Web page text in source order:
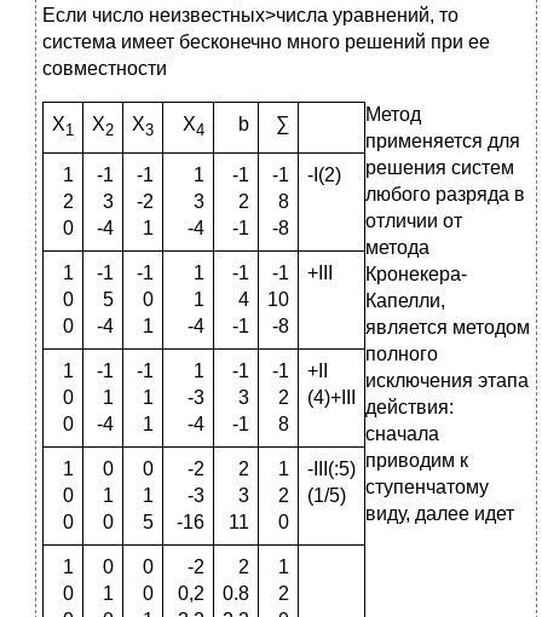
Если число неизвестных>числа уравнений, то
система имеет бесконечно много решений при ее
совместности
Х1 Х2 Х3 Х4 b ∑
1
2
0
-1
3
-4
-1
-2
1
1
3
-4
-1
2
-1
-1
8
-8
-I(2)
1
0
0
-1
5
-4
-1
0
1
1
1
-4
-1
4
-1
-1
10
-8
+III
1
0
0
-1
1
-4
-1
1
1
1
-3
-4
-1
3
-1
-1
2
8
+II
(4)+III
1
0
0
0
1
0
0
1
5
-2
-3
-16
2
3
11
1
2
0
-III(:5)
(1/5)
1
0
0
1
0
0
-2
0,2
2
0.8
1
2
Метод
применяется для
решения систем
любого разряда в
отличии от
метода
Кронекера-
Капелли,
является методом
полного
исключения этапа
действия:
сначала
приводим к
ступенчатому
виду, далее идет